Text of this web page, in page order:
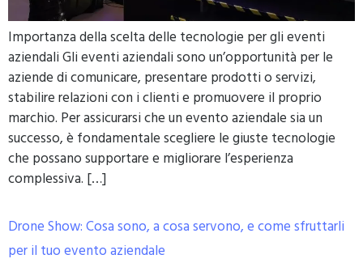
Importanza della scelta delle tecnologie per gli eventi
aziendali Gli eventi aziendali sono un’opportunità per le
aziende di comunicare, presentare prodotti o servizi,
stabilire relazioni con i clienti e promuovere il proprio
marchio. Per assicurarsi che un evento aziendale sia un
successo, è fondamentale scegliere le giuste tecnologie
che possano supportare e migliorare l’esperienza
complessiva. […]
Drone Show: Cosa sono, a cosa servono, e come sfruttarli
per il tuo evento aziendale